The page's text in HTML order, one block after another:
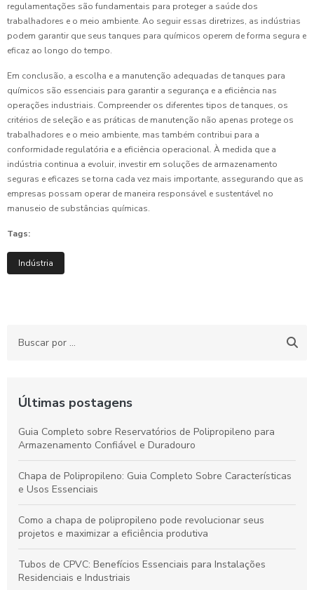
regulamentações são fundamentais para proteger a saúde dos
trabalhadores e o meio ambiente. Ao seguir essas diretrizes, as indústrias
podem garantir que seus tanques para químicos operem de forma segura e
eficaz ao longo do tempo.
Em conclusão, a escolha e a manutenção adequadas de tanques para
químicos são essenciais para garantir a segurança e a eficiência nas
operações industriais. Compreender os diferentes tipos de tanques, os
critérios de seleção e as práticas de manutenção não apenas protege os
trabalhadores e o meio ambiente, mas também contribui para a
conformidade regulatória e a eficiência operacional. À medida que a
indústria continua a evoluir, investir em soluções de armazenamento
seguras e eficazes se torna cada vez mais importante, assegurando que as
empresas possam operar de maneira responsável e sustentável no
manuseio de substâncias químicas.
Tags:
Indústria
Últimas postagens
Guia Completo sobre Reservatórios de Polipropileno para
Armazenamento Confiável e Duradouro
Chapa de Polipropileno: Guia Completo Sobre Características
e Usos Essenciais
Como a chapa de polipropileno pode revolucionar seus
projetos e maximizar a eficiência produtiva
Tubos de CPVC: Benefícios Essenciais para Instalações
Residenciais e Industriais